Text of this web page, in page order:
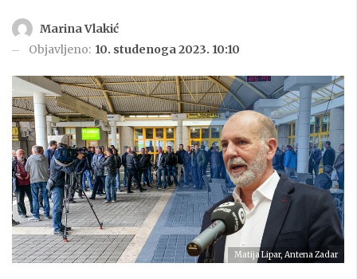
Marina Vlakić
Objavljeno: 10. studenoga 2023. 10:10
Matija Lipar, Antena Zadar